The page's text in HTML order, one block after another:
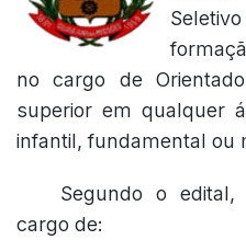
no cargo de
superior em qualquer
infantil, fundamental ou
Segundo o
cargo de: